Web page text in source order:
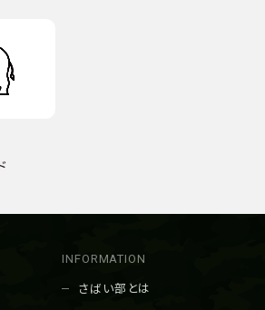
INFORMATION
さばい部とは